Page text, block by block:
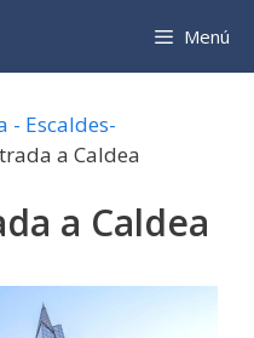
Menú
- Escaldes-
a Caldea
a Caldea